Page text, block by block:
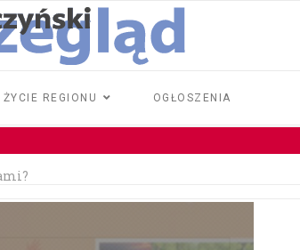
ŻYCIE REGIONU OGŁOSZENIA